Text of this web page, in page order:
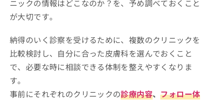
ニックの情報はどこなのか？を、予め調べておくこと
が大切です。
納得のいく診察を受けるために、複数のクリニックを
比較検討し、自分に合った皮膚科を選んでおくこと
で、必要な時に相談できる体制を整えやすくなりま
す。
事前にそれぞれのクリニックの診療内容、フォロー体